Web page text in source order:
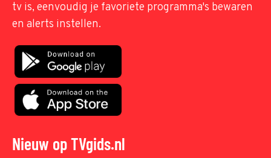
tv is, eenvoudig je favoriete programma's bewaren
en alerts instellen.
Nieuw op TVgids.nl